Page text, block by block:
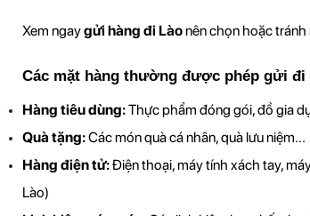
Xem ngay gửi hàng đi Lào nên chọn hoặc tránh
Các mặt hàng thường được phép gửi đi
Hàng tiêu dùng: Thực phẩm đóng gói, đồ gia
Quà tặng: Các món quà cá nhân, quà lưu niệm...
Hàng điện tử: Điện thoại, máy tính xách tay,
Lào)